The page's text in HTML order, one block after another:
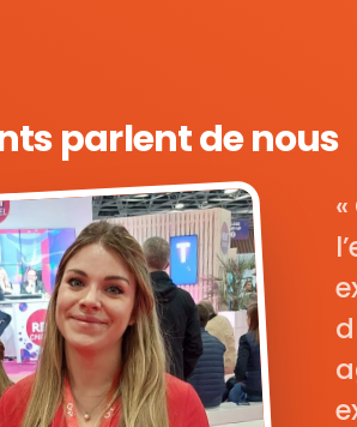
parlent de nous